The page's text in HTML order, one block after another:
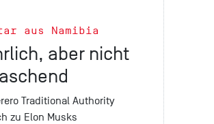
aus Namibia
aber nicht
Traditional Authority
zu Elon Musks